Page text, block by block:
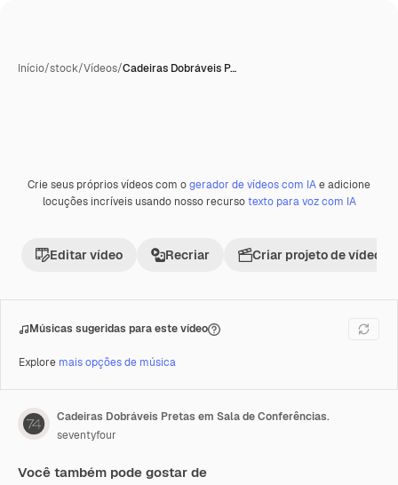
Início/stock/Vídeos/Cadeiras Dobráveis P…
Premium
Crie seus próprios vídeos com ogerador de vídeos com IAe adicione
locuções incríveis usando nosso recursotexto para voz com IA
Editar vídeo Recriar Criar projeto de vídeo
Músicas sugeridas para este vídeo
Explore mais opções de música
Cadeiras Dobráveis Pretas em Sala de Conferências.
seventyfour
Você também pode gostar de